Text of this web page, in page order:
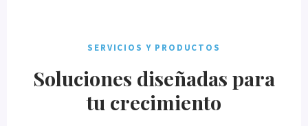
SERVICIOS Y PRODUCTOS
Soluciones diseñadas para
tu crecimiento